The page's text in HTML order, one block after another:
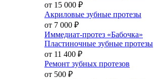
от 15 000 ₽
Акриловые зубные протезы
от 7 000 ₽
Иммедиат-протез «Бабочка»
Пластиночные зубные протезы
от 11 400 ₽
Ремонт зубных протезов
от 500 ₽